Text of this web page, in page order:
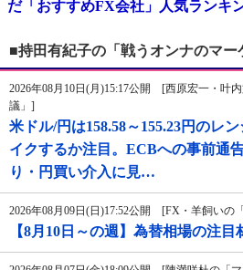
だ「おすすめFX会社」人気ランキ
■持田有紀子の「戦うオンナのマ
2026年08月10日(月)15:17公開 [西原宏一・叶
議」]
米ドル/円は158.58～155.23円のレ
イクするか注目。ECBへの事前通
り・円買い介入に見…
2026年08月09日(日)17:52公開 [FX・羊飼いの
【8月10日～の週】為替相場の注